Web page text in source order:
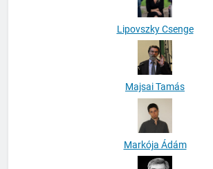
Lipovszky Csenge
Majsai Tamás
Markója Ádám